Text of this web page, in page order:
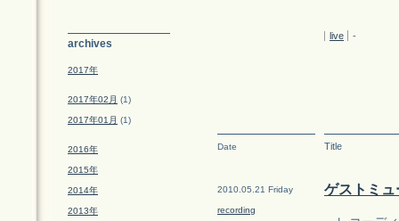
live -
Date Title
2010.05.21 Friday
recording
ゲストミ
archives
2017年
2017年02月 (1)
2017年01月 (1)
2016年
2015年
2014年
2013年